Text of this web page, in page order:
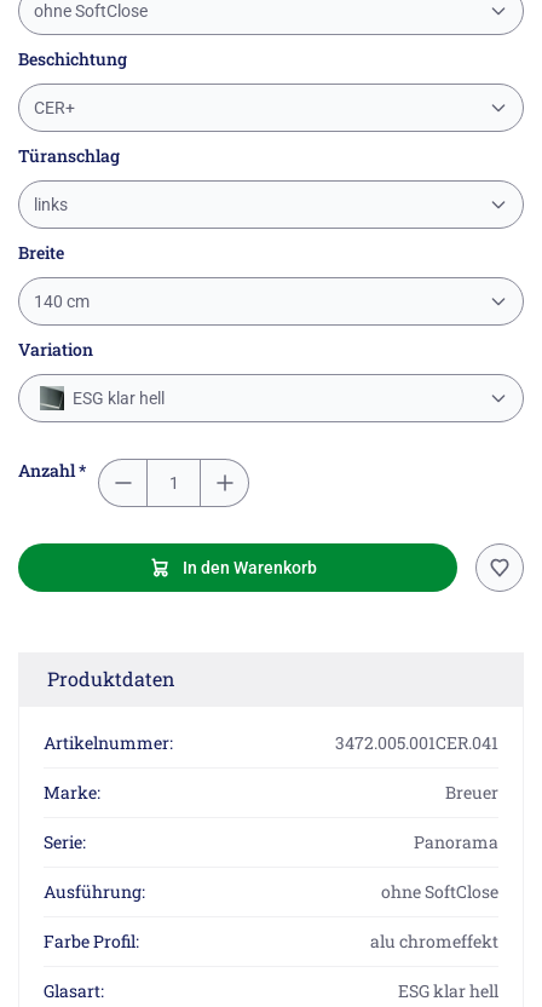
ohne SoftClose
Beschichtung
CER+
Türanschlag
links
Breite
140 cm
Variation
ESG klar hell
Anzahl *
In den Warenkorb
Produktdaten
Artikelnummer: 3472.005.001CER.041
Marke: Breuer
Serie: Panorama
Ausführung: ohne SoftClose
Farbe Profil: alu chromeffekt
Glasart: ESG klar hell